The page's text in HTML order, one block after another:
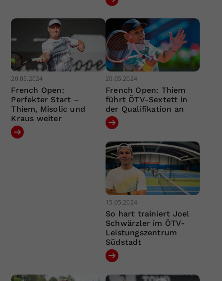
20.05.2024
French Open:
Perfekter Start –
Thiem, Misolic und
Kraus weiter
20.05.2024
French Open: Thiem
führt ÖTV-Sextett in
der Qualifikation an
15.05.2024
So hart trainiert Joel
Schwärzler im ÖTV-
Leistungszentrum
Südstadt